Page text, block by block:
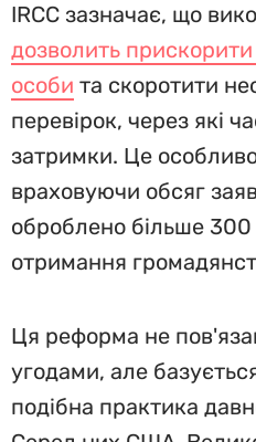
IRCC зазначає, що
дозволить
особи та скоротити
перевірок, через які
затримки. Це
враховуючи обсяг
оброблено більше 300
отримання
Ця реформа не
угодами, але
подібна практика